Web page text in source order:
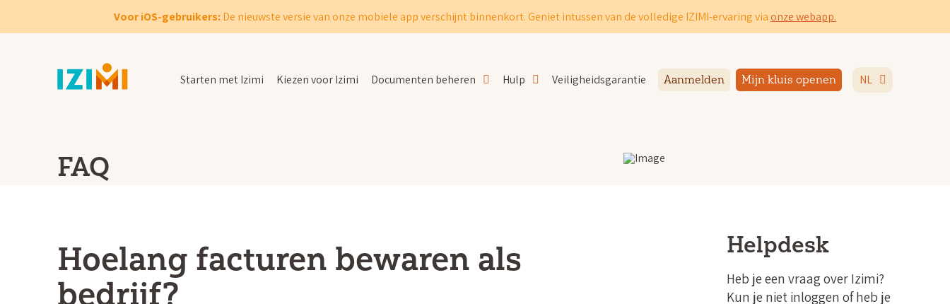
Voor iOS-gebruikers:De nieuwste versie van onze mobiele app verschijnt binnenkort. Geniet intussen van de volledige IZIMI-ervaring via onze webapp.
Starten met Izimi Kiezen voor Izimi Documenten beheren Hulp Veiligheidsgarantie Aanmelden Mijn kluis openen NL
FAQ
Hoelang facturen bewaren als
bedrijf?
Helpdesk
Heb je een vraag over Izimi?
Kun je niet inloggen of heb je